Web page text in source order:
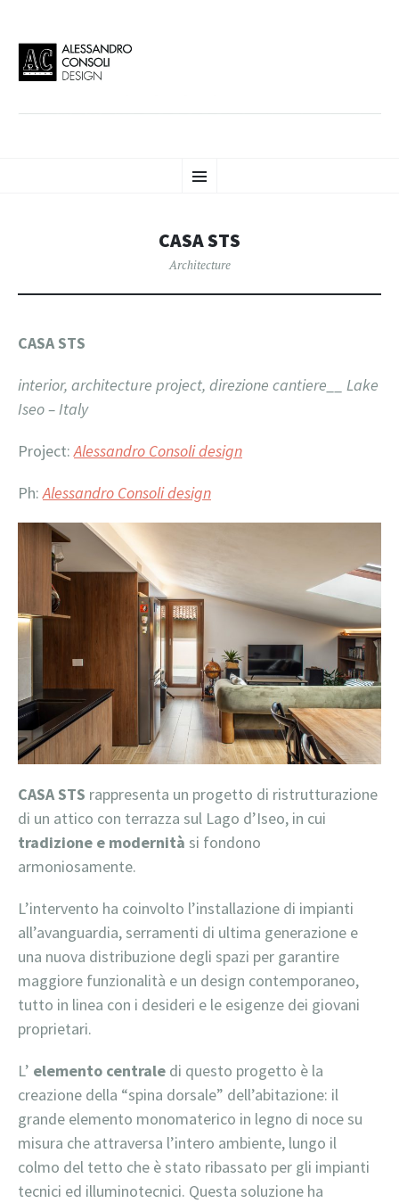
AC DESIGN | ALESSANDRO
Art direction. Iseo Lake. ITALY
Menu
AL
CASA STS
Architecture
CASA STS
interior, architecture project, direzione cantiere__ Lake
Iseo – Italy
Project:Alessandro Consoli design
Ph:Alessandro Consoli design
CASA STS rappresenta un progetto di ristrutturazione
di un attico con terrazza sul Lago d’Iseo, in cui
tradizione e modernità si fondono
armoniosamente.
L’intervento ha coinvolto l’installazione di impianti
all’avanguardia, serramenti di ultima generazione e
una nuova distribuzione degli spazi per garantire
maggiore funzionalità e un design contemporaneo,
tutto in linea con i desideri e le esigenze dei giovani
proprietari.
L’ elemento centrale di questo progetto è la
creazione della “spina dorsale” dell’abitazione: il
grande elemento monomaterico in legno di noce su
misura che attraversa l’intero ambiente, lungo il
colmo del tetto che è stato ribassato per gli impianti
tecnici ed illuminotecnici. Questa soluzione ha